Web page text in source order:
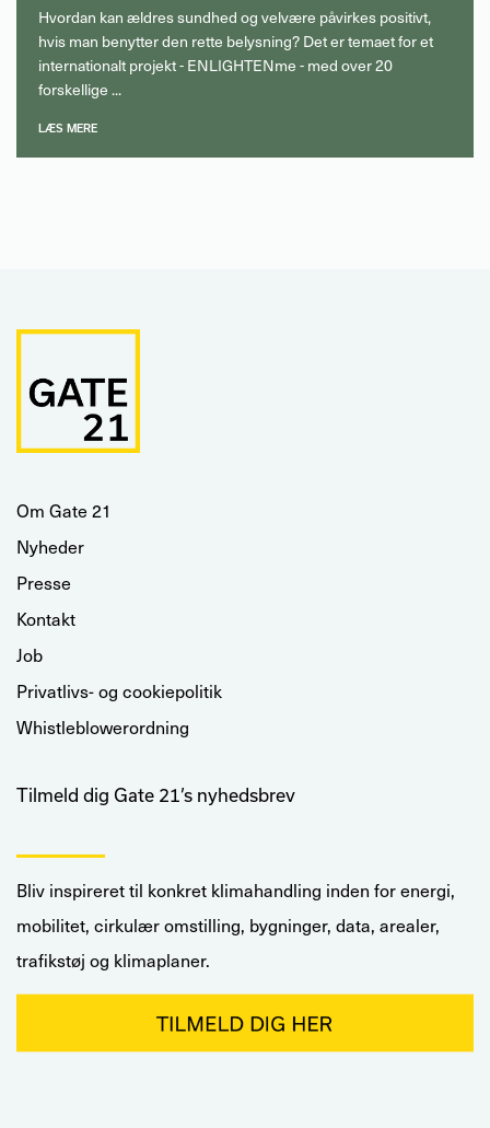
Hvordan kan ældres sundhed og velvære påvirkes positivt,
hvis man benytter den rette belysning? Det er temaet for et
internationalt projekt - ENLIGHTENme - med over 20
forskellige ...
LÆS MERE
Om Gate 21
Nyheder
Presse
Kontakt
Job
Privatlivs- og cookiepolitik
Whistleblowerordning
Tilmeld dig Gate 21’s nyhedsbrev
Bliv inspireret til konkret klimahandling inden for energi,
mobilitet, cirkulær omstilling, bygninger, data, arealer,
trafikstøj og klimaplaner.